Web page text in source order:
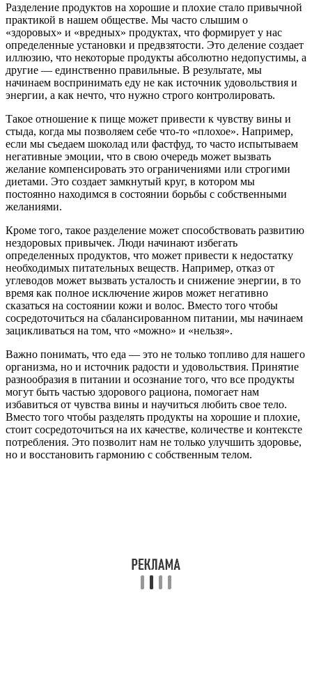
Разделение продуктов на хорошие и плохие стало привычной
практикой в нашем обществе. Мы часто слышим о
«здоровых» и «вредных» продуктах, что формирует у нас
определенные установки и предвзятости. Это деление создает
иллюзию, что некоторые продукты абсолютно недопустимы, а
другие — единственно правильные. В результате, мы
начинаем воспринимать еду не как источник удовольствия и
энергии, а как нечто, что нужно строго контролировать.
Такое отношение к пище может привести к чувству вины и
стыда, когда мы позволяем себе что-то «плохое». Например,
если мы съедаем шоколад или фастфуд, то часто испытываем
негативные эмоции, что в свою очередь может вызвать
желание компенсировать это ограничениями или строгими
диетами. Это создает замкнутый круг, в котором мы
постоянно находимся в состоянии борьбы с собственными
желаниями.
Кроме того, такое разделение может способствовать развитию
нездоровых привычек. Люди начинают избегать
определенных продуктов, что может привести к недостатку
необходимых питательных веществ. Например, отказ от
углеводов может вызвать усталость и снижение энергии, в то
время как полное исключение жиров может негативно
сказаться на состоянии кожи и волос. Вместо того чтобы
сосредоточиться на сбалансированном питании, мы начинаем
зацикливаться на том, что «можно» и «нельзя».
Важно понимать, что еда — это не только топливо для нашего
организма, но и источник радости и удовольствия. Принятие
разнообразия в питании и осознание того, что все продукты
могут быть частью здорового рациона, помогает нам
избавиться от чувства вины и научиться любить свое тело.
Вместо того чтобы разделять продукты на хорошие и плохие,
стоит сосредоточиться на их качестве, количестве и контексте
потребления. Это позволит нам не только улучшить здоровье,
но и восстановить гармонию с собственным телом.